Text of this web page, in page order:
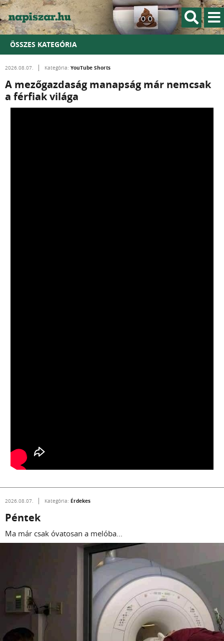
ÖSSZES KATEGÓRIA
2026.08.07. Kategória: YouTube Shorts
A mezőgazdaság manapság már nemcsak
a férfiak világa
2026.08.07. Kategória: Érdekes
Péntek
Ma már csak óvatosan a melóba...